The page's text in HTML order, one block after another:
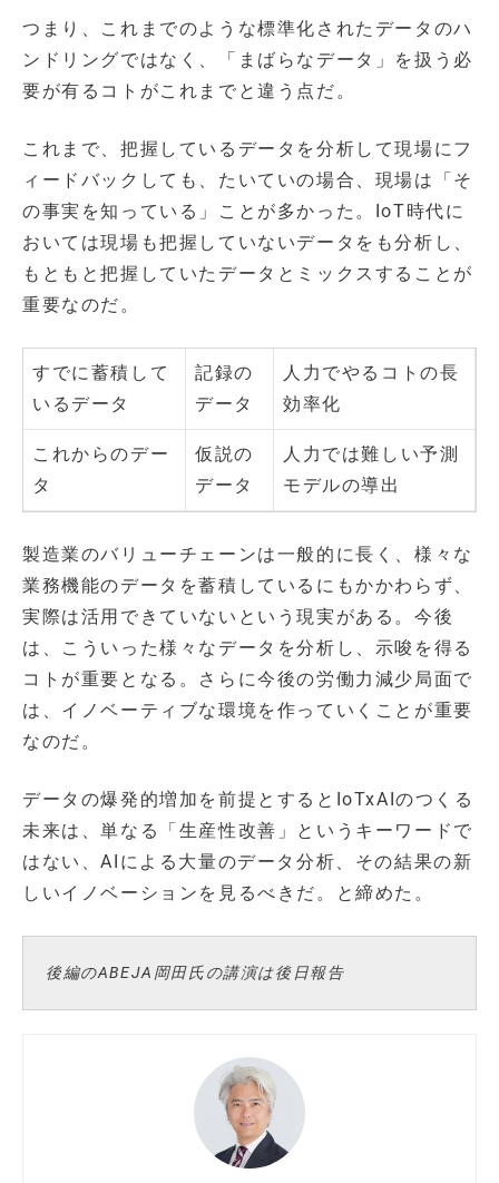
つまり、これまでのような標準化されたデータのハ
ンドリングではなく、「まばらなデータ」を扱う必
要が有るコトがこれまでと違う点だ。
これまで、把握しているデータを分析して現場にフ
ィードバックしても、たいていの場合、現場は「そ
の事実を知っている」ことが多かった。IoT時代に
おいては現場も把握していないデータをも分析し、
もともと把握していたデータとミックスすることが
重要なのだ。
すでに蓄積して
いるデータ
記録の
データ
人力でやるコトの長
効率化
これからのデー
タ
仮説の
データ
人力では難しい予測
モデルの導出
製造業のバリューチェーンは一般的に長く、様々な
業務機能のデータを蓄積しているにもかかわらず、
実際は活用できていないという現実がある。今後
は、こういった様々なデータを分析し、示唆を得る
コトが重要となる。さらに今後の労働力減少局面で
は、イノベーティブな環境を作っていくことが重要
なのだ。
データの爆発的増加を前提とするとIoTxAIのつくる
未来は、単なる「生産性改善」というキーワードで
はない、AIによる大量のデータ分析、その結果の新
しいイノベーションを見るべきだ。と締めた。
後編のABEJA岡田氏の講演は後日報告